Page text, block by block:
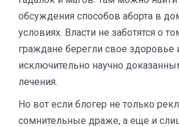
обсуждения способов аборта в
условиях. Власти не заботятся о
граждане берегли свое здоровье
исключительно научно
лечения.
Но вот если блогер не только
сомнительные драже, а еще и